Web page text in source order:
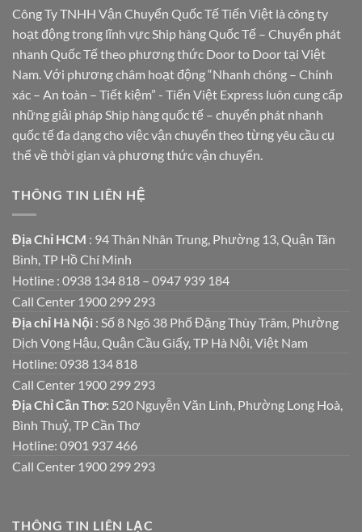
Công Ty TNHH Vận Chuyển Quốc Tế Tiến Việt là công ty
hoạt động trong lĩnh vực Ship hàng Quốc Tế – Chuyển phát
nhanh Quốc Tế theo phương thức Door to Door tại Việt
Nam. Với phương châm hoạt động “Nhanh chóng – Chính
xác – An toàn – Tiết kiệm” - Tiến Việt Express luôn cung cấp
những giải pháp Ship hàng quốc tế – chuyển phát nhanh
quốc tế đa dạng cho việc vận chuyển theo từng yêu cầu cụ
thể về thời gian và phương thức vận chuyển.
THÔNG TIN LIÊN HỆ
Địa Chỉ HCM : 94 Thân Nhân Trung, Phường 13, Quận Tân
Bình, TP Hồ Chí Minh
Hotline : 0938 134 818 – 0947 939 184
Call Center 1900 299 293
Địa chỉ Hà Nội : Số 8 Ngõ 38 Phố Đặng Thùy Trâm, Phường
Dịch Vọng Hậu, Quận Cầu Giấy, TP Hà Nội, Việt Nam
Hotline: 0938 134 818
Call Center 1900 299 293
Địa Chỉ Cần Thơ: 520 Nguyễn Văn Linh, Phường Long Hoà,
Bình Thuỷ, TP Cần Thơ
Hotline: 0901 937 466
Call Center 1900 299 293
THÔNG TIN LIÊN LẠC